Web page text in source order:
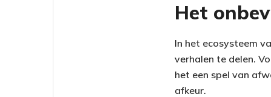
Het
In het ecosysteem
verhalen te delen.
het een spel van
afkeur.